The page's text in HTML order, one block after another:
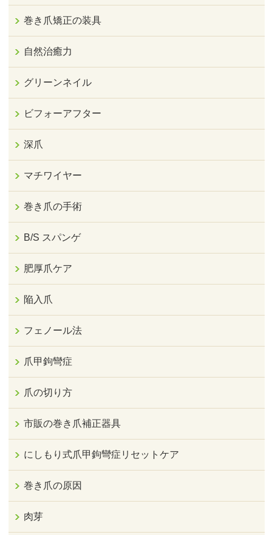
巻き爪矯正の装具
自然治癒力
グリーンネイル
ビフォーアフター
深爪
マチワイヤー
巻き爪の手術
B/S スパンゲ
肥厚爪ケア
陥入爪
フェノール法
爪甲鉤彎症
爪の切り方
市販の巻き爪補正器具
にしもり式爪甲鉤彎症リセットケア
巻き爪の原因
肉芽